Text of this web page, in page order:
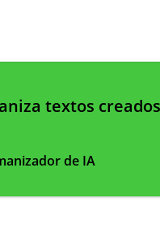
textos
de IA